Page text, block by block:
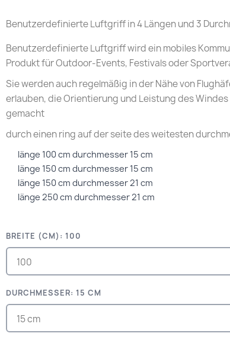
Benutzerdefinierte Luftgriff in 4 Längen und 3
Benutzerdefinierte Luftgriff wird ein mobiles
Produkt für Outdoor-Events, Festivals oder
Sie werden auch regelmäßig in der Nähe von
erlauben, die Orientierung und Leistung des
gemacht
durch einen ring auf der seite des weitesten
länge 100 cm durchmesser 15 cm
länge 150 cm durchmesser 15 cm
länge 150 cm durchmesser 21 cm
länge 250 cm durchmesser 21 cm
BREITE (CM): 100
DURCHMESSER: 15 CM